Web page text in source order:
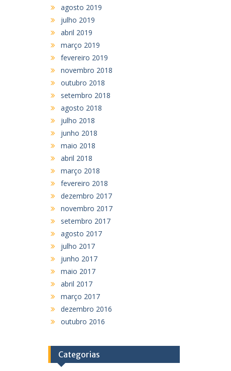
agosto 2019
julho 2019
abril 2019
março 2019
fevereiro 2019
novembro 2018
outubro 2018
setembro 2018
agosto 2018
julho 2018
junho 2018
maio 2018
abril 2018
março 2018
fevereiro 2018
dezembro 2017
novembro 2017
setembro 2017
agosto 2017
julho 2017
junho 2017
maio 2017
abril 2017
março 2017
dezembro 2016
outubro 2016
Categorias